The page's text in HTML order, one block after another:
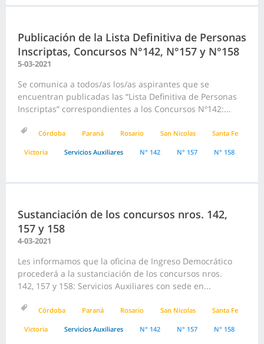
Publicación de la Lista Definitiva de Personas
Inscriptas, Concursos N°142, N°157 y N°158
5-03-2021
Se comunica a todos/as los/as aspirantes que se
encuentran publicadas las “Lista Definitiva de Personas
Inscriptas” correspondientes a los Concursos Nº142:...
Córdoba Paraná Rosario San Nicolas Santa Fe
Victoria Servicios Auxiliares N° 142 N° 157 N° 158
Sustanciación de los concursos nros. 142,
157 y 158
4-03-2021
Les informamos que la oficina de Ingreso Democrático
procederá a la sustanciación de los concursos nros.
142, 157 y 158: Servicios Auxiliares con sede en...
Córdoba Paraná Rosario San Nicolas Santa Fe
Victoria Servicios Auxiliares N° 142 N° 157 N° 158